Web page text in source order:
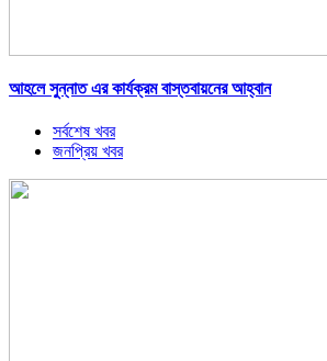
আহলে সুন্নাত এর কার্যক্রম বাস্তবায়নের আহ্বান
সর্বশেষ খবর
জনপ্রিয় খবর